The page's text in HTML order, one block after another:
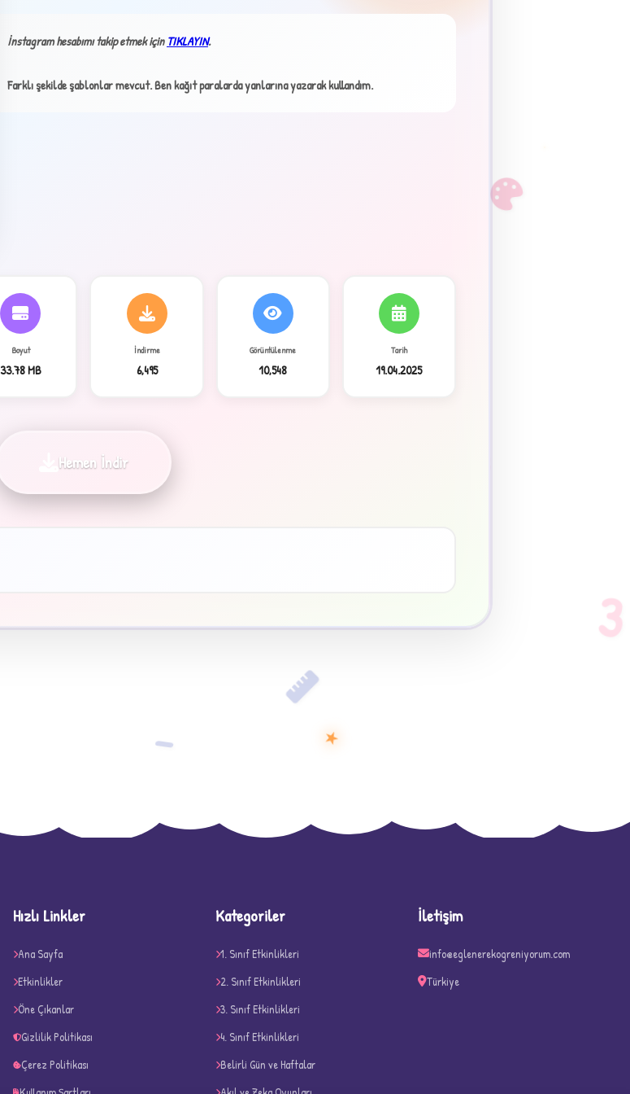
★
İnstagram hesabımı takip etmek içinTIKLAYIN.
Farklı şekilde şablonlar mevcut. Ben kağıt paralarda yanlarına yazarak kullandım.
Boyut
33.78 MB
İndirme
6,495
Görüntülenme
10,548
Tarih
19.04.2025
Hemen İndir
D
3
−
Hızlı Linkler
Ana Sayfa
Etkinlikler
Öne Çıkanlar
Gizlilik Politikası
Çerez Politikası
Kategoriler
1. Sınıf Etkinlikleri
2. Sınıf Etkinlikleri
3. Sınıf Etkinlikleri
4. Sınıf Etkinlikleri
Belirli Gün ve Haftalar
İletişim
info@eglenerekogreniyorum.com
Türkiye